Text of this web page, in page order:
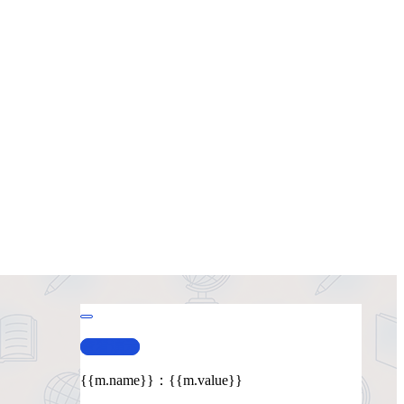
查看演示
{{m.name}} ： {{m.value}}